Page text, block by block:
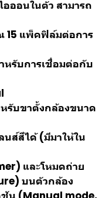
อออนในตัว สามารถ
15 แพ็คฟิล์มต่อการ
หรับการเชื่อมต่อกับ
รับขาตั้งกล้องขนาด
นส์สีได้ (มีมาให้ใน
และโหมดถ่าย
บนตัวกล้อง